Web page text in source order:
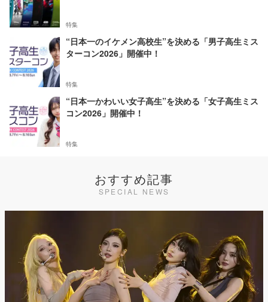
特集
“日本一のイケメン高校生”を決める「男子高生ミス
ターコン2026」開催中！
特集
“日本一かわいい女子高生”を決める「女子高生ミス
コン2026」開催中！
特集
おすすめ記事
SPECIAL NEWS